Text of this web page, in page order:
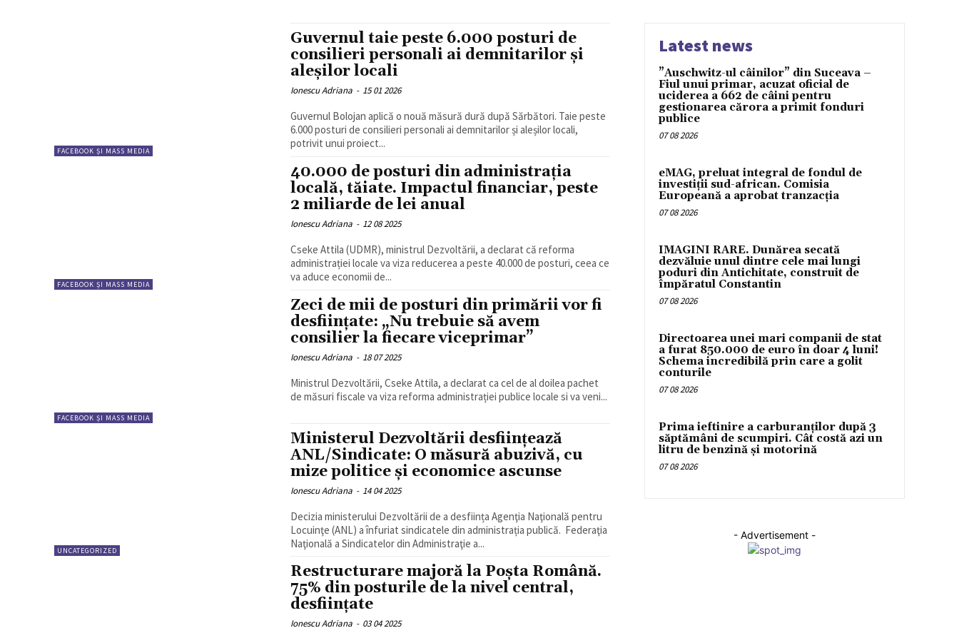
FACEBOOK ȘI MASS MEDIA
Guvernul taie peste 6.000 posturi de
consilieri personali ai demnitarilor și
aleșilor locali
Ionescu Adriana - 15 01 2026
Guvernul Bolojan aplică o nouă măsură dură după Sărbători. Taie peste
6.000 posturi de consilieri personali ai demnitarilor și aleșilor locali,
potrivit unui proiect...
FACEBOOK ȘI MASS MEDIA
40.000 de posturi din administrația
locală, tăiate. Impactul financiar, peste
2 miliarde de lei anual
Ionescu Adriana - 12 08 2025
Cseke Attila (UDMR), ministrul Dezvoltării, a declarat că reforma
administrației locale va viza reducerea a peste 40.000 de posturi, ceea ce
va aduce economii de...
FACEBOOK ȘI MASS MEDIA
Zeci de mii de posturi din primării vor fi
desființate: „Nu trebuie să avem
consilier la fiecare viceprimar”
Ionescu Adriana - 18 07 2025
Ministrul Dezvoltării, Cseke Attila, a declarat ca cel de al doilea pachet
de măsuri fiscale va viza reforma administrației publice locale si va veni...
UNCATEGORIZED
Ministerul Dezvoltării desființează
ANL/Sindicate: O măsură abuzivă, cu
mize politice şi economice ascunse
Ionescu Adriana - 14 04 2025
Decizia ministerului Dezvoltării de a desființa Agenţia Naţională pentru
Locuinţe (ANL) a înfuriat sindicatele din administrația publică. Federaţia
Naţională a Sindicatelor din Administraţie a...
Restructurare majoră la Poşta Română.
75% din posturile de la nivel central,
desființate
Ionescu Adriana - 03 04 2025
Latest news
”Auschwitz-ul câinilor” din Suceava –
Fiul unui primar, acuzat oficial de
uciderea a 662 de câini pentru
gestionarea cărora a primit fonduri
publice
07 08 2026
eMAG, preluat integral de fondul de
investiții sud-african. Comisia
Europeană a aprobat tranzacția
07 08 2026
IMAGINI RARE. Dunărea secată
dezvăluie unul dintre cele mai lungi
poduri din Antichitate, construit de
împăratul Constantin
07 08 2026
Directoarea unei mari companii de stat
a furat 850.000 de euro în doar 4 luni!
Schema incredibilă prin care a golit
conturile
07 08 2026
Prima ieftinire a carburanților după 3
săptămâni de scumpiri. Cât costă azi un
litru de benzină și motorină
07 08 2026
- Advertisement -